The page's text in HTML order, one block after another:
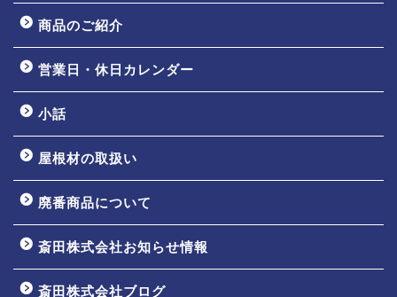
商品のご紹介
営業日・休日カレンダー
小話
屋根材の取扱い
廃番商品について
斎田株式会社お知らせ情報
斎田株式会社ブログ
ホーム